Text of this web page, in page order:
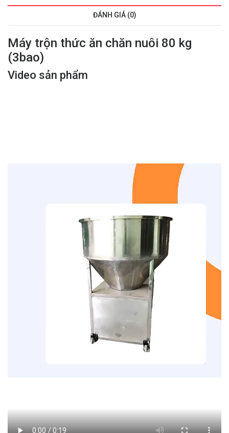
ĐÁNH GIÁ (0)
Máy trộn thức ăn chăn nuôi 80 kg
(3bao)
Video sản phẩm